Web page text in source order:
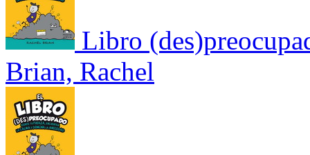
Libro
Brian, Rachel